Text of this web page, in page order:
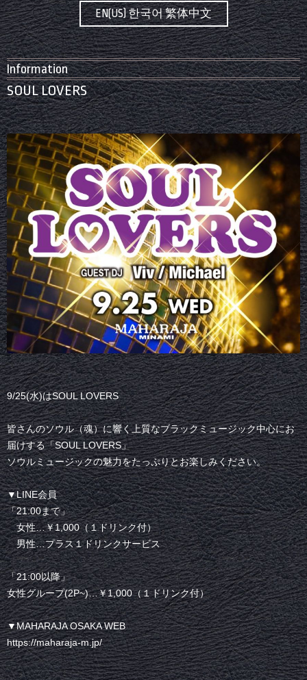
EN(US) 한국어 繁体中文
Information
SOUL LOVERS
9/25(水)はSOUL LOVERS
皆さんのソウル（魂）に響く上質なブラックミュージック中心にお
届けする「SOUL LOVERS」
ソウルミュージックの魅力をたっぷりとお楽しみください。
▼LINE会員
「21:00まで」
女性…￥1,000（１ドリンク付）
男性…プラス１ドリンクサービス
「21:00以降」
女性グループ(2P~)…￥1,000（１ドリンク付）
▼MAHARAJA OSAKA WEB
https://maharaja-m.jp/